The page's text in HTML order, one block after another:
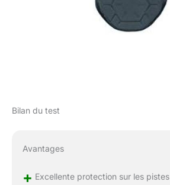
Bilan du test
Avantages
+ Excellente protection sur les pistes